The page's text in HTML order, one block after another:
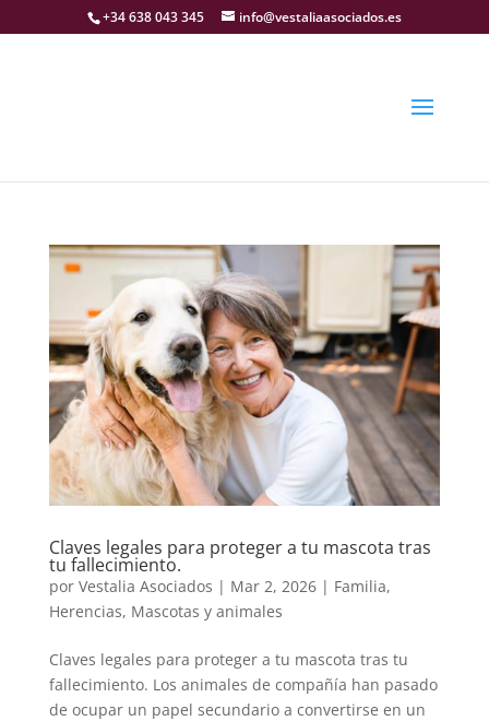
+34 638 043 345 info@vestaliaasociados.es
Claves legales para proteger a tu mascota tras
tu fallecimiento.
por Vestalia Asociados | Mar 2, 2026| Familia,
Herencias, Mascotas y animales
Claves legales para proteger a tu mascota tras tu
fallecimiento. Los animales de compañía han pasado
de ocupar un papel secundario a convertirse en un